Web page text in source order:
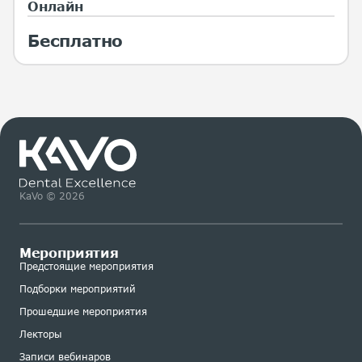
Онлайн
Бесплатно
KaVo © 2026
Мероприятия
Предстоящие мероприятия
Подборки мероприятий
Прошедшие мероприятия
Лекторы
Записи вебинаров